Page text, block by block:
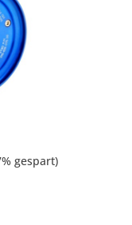
gespart)